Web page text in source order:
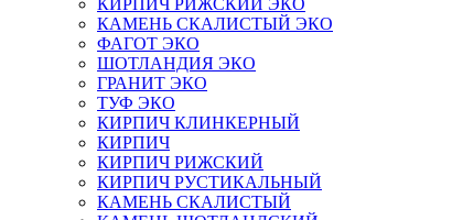
КИРПИЧ РИЖСКИЙ ЭКО
КАМЕНЬ СКАЛИСТЫЙ ЭКО
ФАГОТ ЭКО
ШОТЛАНДИЯ ЭКО
ГРАНИТ ЭКО
ТУФ ЭКО
КИРПИЧ КЛИНКЕРНЫЙ
КИРПИЧ
КИРПИЧ РИЖСКИЙ
КИРПИЧ РУСТИКАЛЬНЫЙ
КАМЕНЬ СКАЛИСТЫЙ